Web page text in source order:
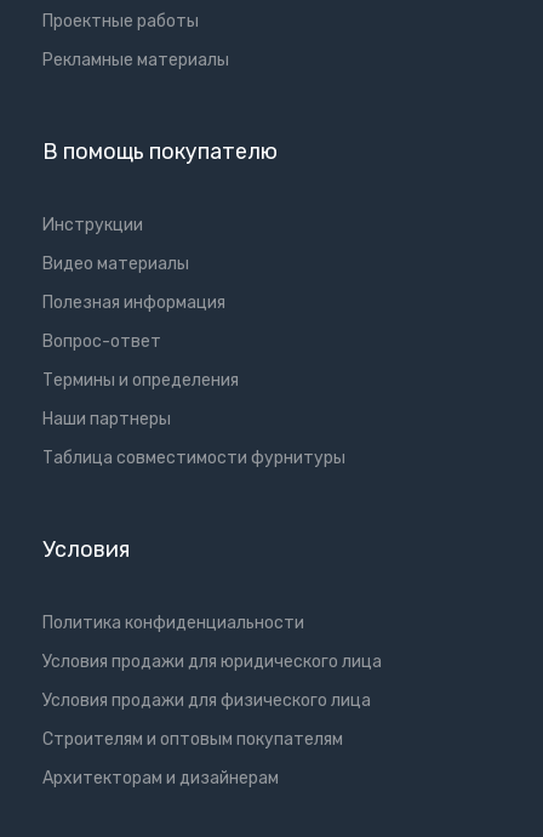
Проектные работы
Рекламные материалы
В помощь покупателю
Инструкции
Видео материалы
Полезная информация
Вопрос-ответ
Термины и определения
Наши партнеры
Таблица совместимости фурнитуры
Условия
Политика конфиденциальности
Условия продажи для юридического лица
Условия продажи для физического лица
Cтроителям и оптовым покупателям
Aрхитекторам и дизайнерам